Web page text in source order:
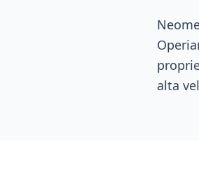
alta